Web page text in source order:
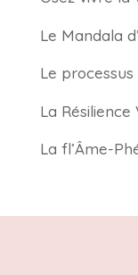
Le Mandala
Le
La
La fl’Âme-